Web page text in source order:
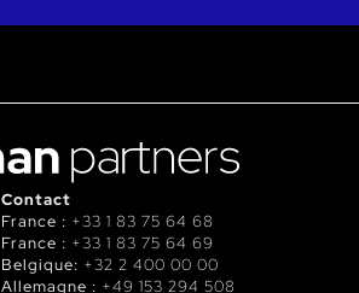
Contact
France : +33 1 83 75 64 68
France : +33 1 83 75 64 69
Belgique: +32 2 400 00 00
Allemagne : +49 153 294 508